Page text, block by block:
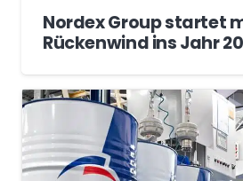
Nordex Group startet
Rückenwind ins Jahr